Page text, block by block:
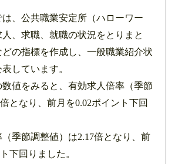
、公共職業安定所（ハローワー
、求職、就職の状況をとりまと
の指標を作成し、一般職業紹介状
しています。
値をみると、有効求人倍率（季節
となり、前月を0.02ポイント下回
季節調整値）は2.17倍となり、前
下回りました。